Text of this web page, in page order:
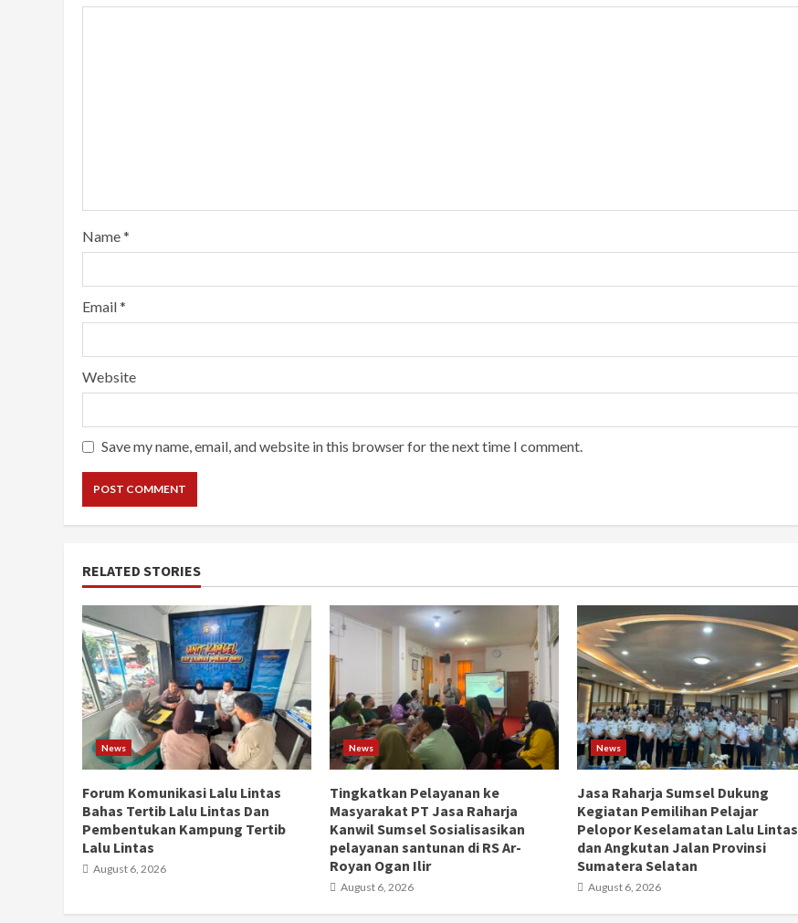
Name*
Email*
Website
Save my name, email, and website in this browser for the next time I comment.
RELATED STORIES
News
Forum Komunikasi Lalu Lintas
Bahas Tertib Lalu Lintas Dan
Pembentukan Kampung Tertib
Lalu Lintas
August 6, 2026
News
Tingkatkan Pelayanan ke
Masyarakat PT Jasa Raharja
Kanwil Sumsel Sosialisasikan
pelayanan santunan di RS Ar-
Royan Ogan Ilir
August 6, 2026
News
Jasa Raharja Sumsel Dukung
Kegiatan Pemilihan Pelajar
Pelopor Keselamatan Lalu Lintas
dan Angkutan Jalan Provinsi
Sumatera Selatan
August 6, 2026